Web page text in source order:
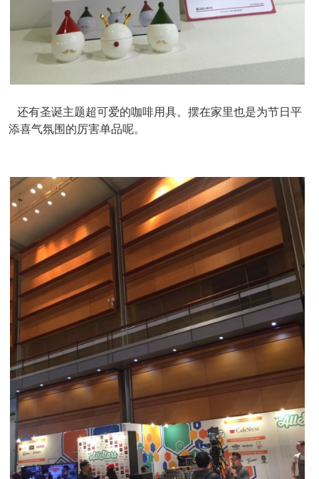
还有圣诞主题超可爱的咖啡用具。摆在家里也是为节日平
添喜气氛围的厉害单品呢。